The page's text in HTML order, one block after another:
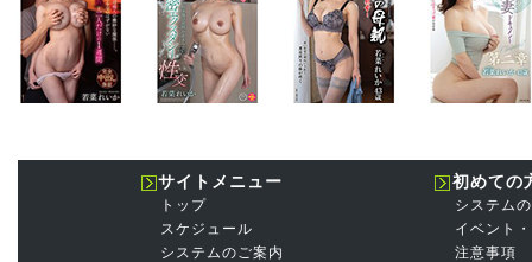
サイトメニュー
トップ
スケジュール
システムのご案内
初めての
システム
イベント
注意事項